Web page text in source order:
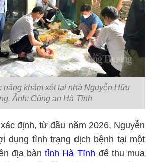
khám xét tại nhà Nguyễn Hữu
Ảnh: Công an Hà Tĩnh
định, từ đầu năm 2026, Nguyễn
dụng tình trạng dịch bệnh tại một
địa bàntỉnh Hà Tĩnh để thu mua